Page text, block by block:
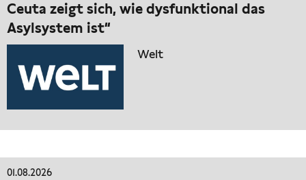
Ceuta zeigt sich, wie dysfunktional das
Asylsystem ist“
Welt
01.08.2026